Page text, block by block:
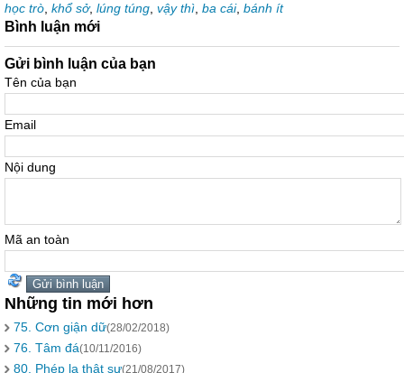
học trò khổ sở, lúng túng vậy thì ba cái, bánh ít
Bình luận mới
Gửi bình luận của bạn
Tên của bạn
Email
Nội dung
Mã an toàn
Những tin mới hơn
75. Cơn giận dữ(28/02/2018)
76. Tâm đá(10/11/2016)
80. Phép lạ thật sự(21/08/2017)